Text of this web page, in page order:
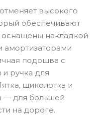
высокого
обеспечивают
оснащены накладкой
амортизаторами
подошва с
ручка для
щиколотка и
— для большей
на дороге.